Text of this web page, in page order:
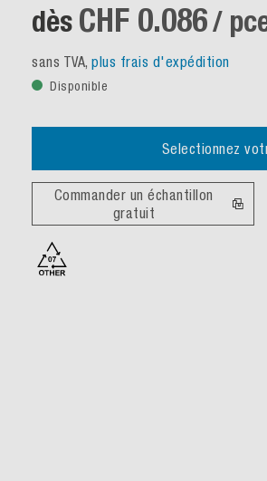
dès CHF 0.086/
sans TVA, plus frais d'expédition
Disponible
Selectionnez
Commander un échantillon
gratuit